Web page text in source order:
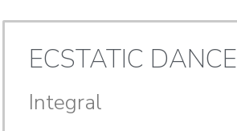
ECSTATIC DANCE
Integral